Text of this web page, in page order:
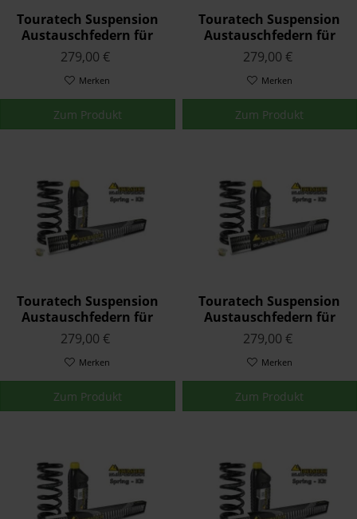
Touratech Suspension
Austauschfedern für
Yamaha YZF 750 SP 1993
-
279,00 €
Merken
Zum Produkt
Touratech Suspension
Austauschfedern für
Triumph SPRINT RS 1999
- 2004
279,00 €
Merken
Zum Produkt
Touratech Suspension
Austauschfedern für
Triumph SPEED TRIPLE
1996 - 2004
279,00 €
Merken
Zum Produkt
Touratech Suspension
Austauschfedern für
Triumph SPEED TRIPLE
1050 2011 - 2016
279,00 €
Merken
Zum Produkt